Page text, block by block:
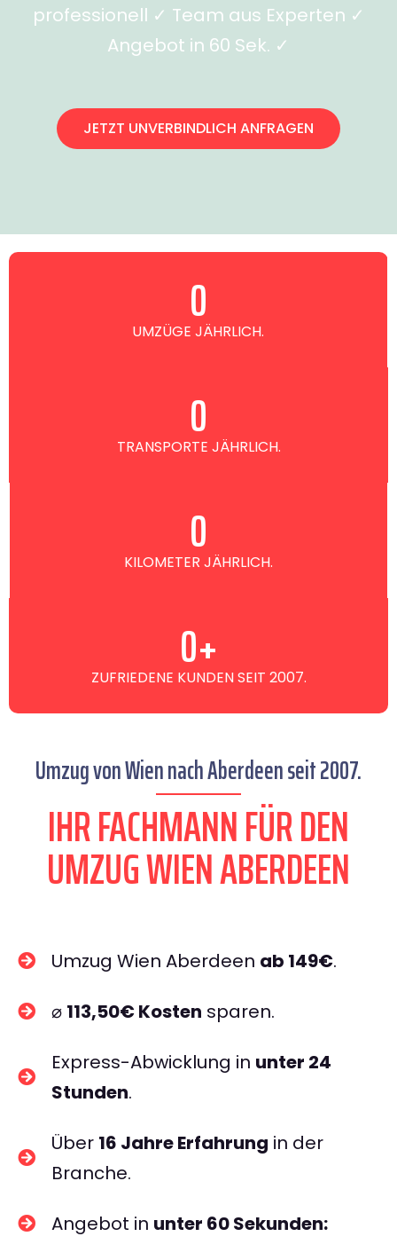
professionell ✓ Team aus Experten ✓
Angebot in 60 Sek. ✓
JETZT UNVERBINDLICH ANFRAGEN
UMZÜGE JÄHRLICH.
0
TRANSPORTE JÄHRLICH.
0
KILOMETER JÄHRLICH.
0
ZUFRIEDENE KUNDEN SEIT 2007.
0+
Umzug von Wien nach Aberdeen seit 2007.
IHR FACHMANN FÜR DEN
UMZUG WIEN ABERDEEN
Umzug Wien Aberdeen ab 149€.
⌀ 113,50€ Kosten sparen.
Express-Abwicklung in unter 24
Stunden.
Über 16 Jahre Erfahrung in der
Branche.
Angebot in unter 60 Sekunden: